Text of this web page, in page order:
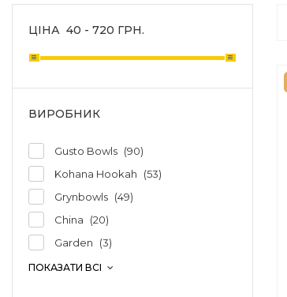
ЦІНА 40 - 720 ГРН.
ВИРОБНИК
China
20
Garden
3
Grynbowls 49
Gusto Bowls
90
Kohana Hookah
53
ПОКАЗАТИ ВСІ